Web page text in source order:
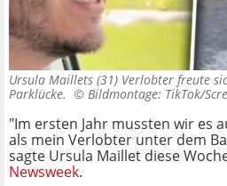
Ursula Maillets (31) Verlobter freute
Parklücke. © Bildmontage: TikTok/
"Im ersten Jahr mussten wir es
als mein Verlobter unter dem
sagte Ursula Maillet diese
Newsweek.